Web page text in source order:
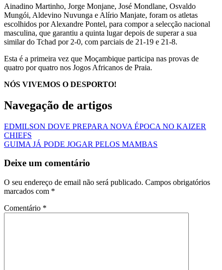
Ainadino Martinho, Jorge Monjane, José Mondlane, Osvaldo
Mungói, Aldevino Nuvunga e Alírio Manjate, foram os atletas
escolhidos por Alexandre Pontel, para compor a selecção nacional
masculina, que garantiu a quinta lugar depois de superar a sua
similar do Tchad por 2-0, com parciais de 21-19 e 21-8.
Esta é a primeira vez que Moçambique participa nas provas de
quatro por quatro nos Jogos Africanos de Praia.
NÓS VIVEMOS O DESPORTO!
Navegação de artigos
EDMILSON DOVE PREPARA NOVA ÉPOCA NO KAIZER
CHIEFS
GUIMA JÁ PODE JOGAR PELOS MAMBAS
Deixe um comentário
O seu endereço de email não será publicado. Campos obrigatórios
marcados com *
Comentário *